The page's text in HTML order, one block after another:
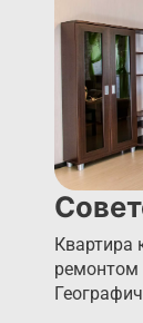
Квартира
ремонтом